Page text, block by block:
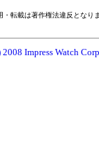
転載は著作権法違反とな
Impress Watch